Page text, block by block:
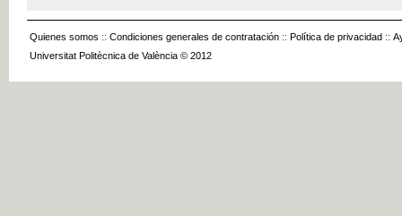
Quienes somos :: Condiciones generales de contratación :: Política de privacidad ::
Universitat Politècnica de València © 2012